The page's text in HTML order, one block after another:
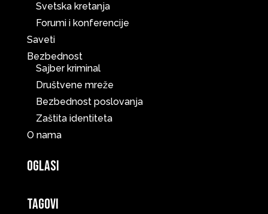
Svetska kretanja
Forumi i konferencije
Saveti
Bezbednost
Sajber kriminal
Društvene mreže
Bezbednost poslovanja
Zaštita identiteta
O nama
Oglasi
Tagovi